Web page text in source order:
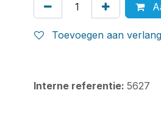
Toevoegen aan
Interne referentie: 5627